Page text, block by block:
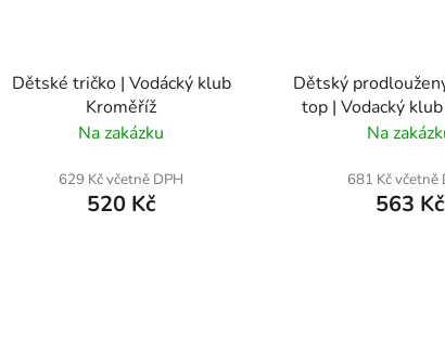
Dětské tričko | Vodácký klub
Kroměříž
Na zakázku
629 Kč včetně DPH
520 Kč
Dětský
top | Vodacký
Na
681 Kč včetně
563 Kč